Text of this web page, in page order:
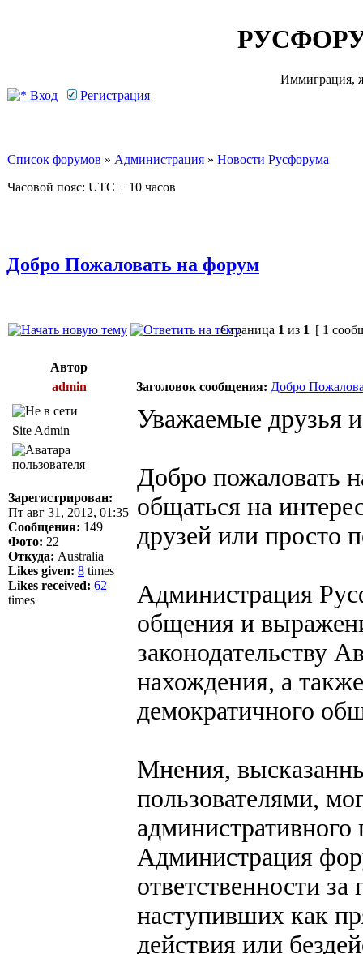
Иммиграция,
Вход
Регистрация
Список форумов » Администрация » Новости Русфорума
Часовой пояс: UTC + 10 часов
Добро Пожаловать на форум
Страница 1 из 1 [ 1
Автор
admin
Заголовок сообщения: Добро
Site Admin
Зарегистрирован:
Пт авг 31, 2012, 01:35
Сообщения: 149
Фото: 22
Откуда: Australia
Likes given: 8 times
Likes received: 62
times
Уважаемые друзья
Добро пожаловать
общаться на
друзей или просто
Администрация
общения и
законодательству
нахождения, а
демократичного
Мнения,
пользователями,
Администрация
ответственности
наступивших как
действия или